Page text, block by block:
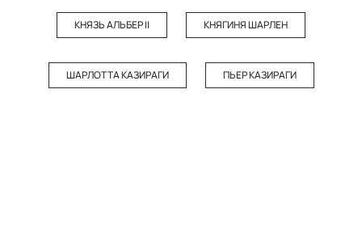
КНЯЗЬ АЛЬБЕР II КНЯГИНЯ ШАРЛЕН
ШАРЛОТТА КАЗИРАГИ ПЬЕР КАЗИРАГИ